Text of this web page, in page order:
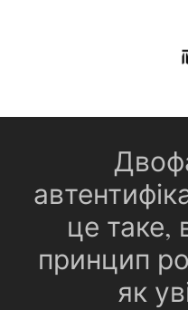
це таке,
принцип
як